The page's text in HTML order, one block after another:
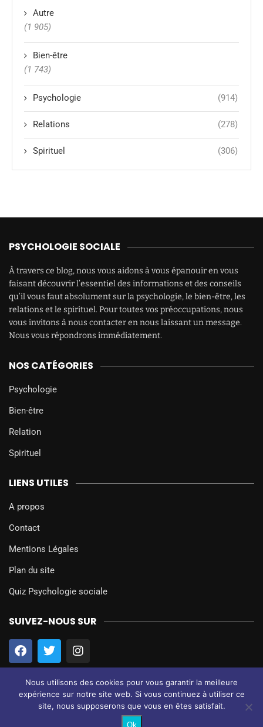
Autre
(1 905)
Bien-être
(1 743)
Psychologie (914)
Relations (278)
Spirituel (306)
PSYCHOLOGIE SOCIALE
À travers ce blog, nous vous aidons à vous épanouir en vous
faisant découvrir l’essentiel des informations et des conseils
qu’il vous faut absolument sur la psychologie, le bien-être, les
relations et le spirituel. Pour toutes vos préoccupations, nous
vous invitons à nous contacter en nous laissant un message.
Nous vous répondrons immédiatement.
NOS CATÉGORIES
Psychologie
Bien-être
Relation
Spirituel
LIENS UTILES
A propos
Contact
Mentions Légales
Plan du site
Quiz Psychologie sociale
SUIVEZ-NOUS SUR
@2024 – Tous droits réservés.
Nous utilisons des cookies pour vous garantir la meilleure
expérience sur notre site web. Si vous continuez à utiliser ce
site, nous supposerons que vous en êtes satisfait.
Ok